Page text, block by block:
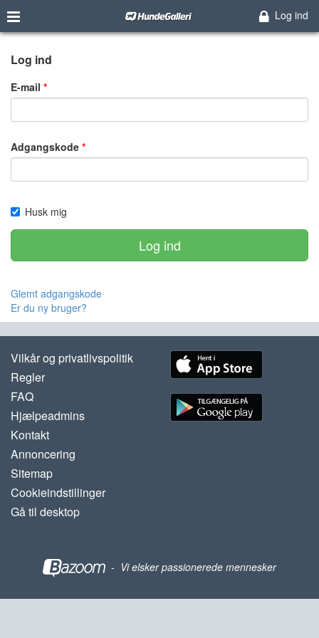
Log ind
Log ind
E-mail
Adgangskode
Husk mig
Log ind
Glemt adgangskode
Er du ny bruger?
Vilkår og privatlivspolitik
Regler
FAQ
Hjælpeadmins
Kontakt
Annoncering
Sitemap
Cookieindstillinger
Gå til desktop
- Vi elsker passionerede mennesker